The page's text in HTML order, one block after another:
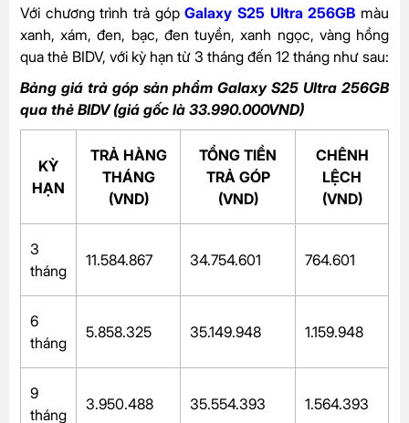
Với chương trình trả gópGalaxy S25 Ultra 256GB màu
xanh, xám, đen, bạc, đen tuyền, xanh ngọc, vàng hồng
qua thẻ BIDV, với kỳ hạn từ 3 tháng đến 12 tháng như sau:
Bảng giá trả góp sản phẩm Galaxy S25 Ultra 256GB
qua thẻ BIDV (giá gốc là 33.990.000VND)
KỲ
HẠN
TRẢ HÀNG
THÁNG
(VND)
TỔNG TIỀN
TRẢ GÓP
(VND)
CHÊNH
LỆCH
(VND)
3
tháng
11.584.867 34.754.601 764.601
6
tháng
5.858.325 35.149.948 1.159.948
9
tháng
3.950.488 35.554.393 1.564.393